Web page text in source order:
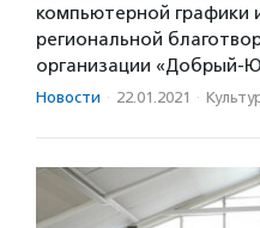
компьютерной графики
региональной
организации «Добрый-
Новости · 22.01.2021 ·